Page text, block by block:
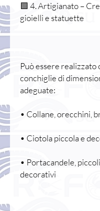
🟩 4. Artigianato –
gioielli e statuette
Può essere realizzato
conchiglie di
adeguate:
• Collane, orecchini,
• Ciotola piccola e
• Portacandele,
decorativi